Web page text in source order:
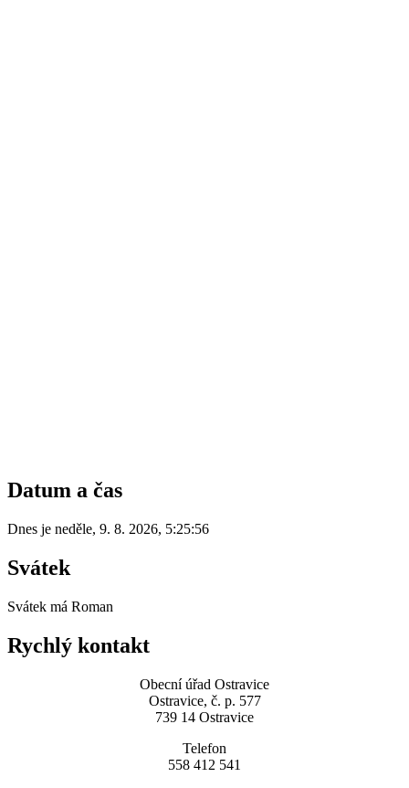
Datum a čas
Dnes je neděle, 9. 8. 2026, 5:25:56
Svátek
Svátek má Roman
Rychlý kontakt
Obecní úřad Ostravice
Ostravice, č. p. 577
739 14 Ostravice
Telefon
558 412 541